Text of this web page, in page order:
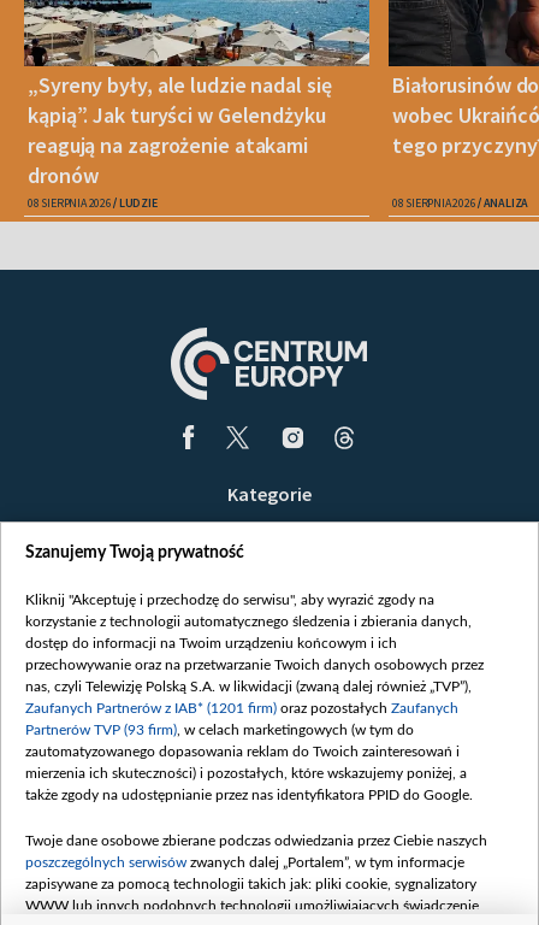
„Syreny były, ale ludzie nadal się
kąpią”. Jak turyści w Gelendżyku
reagują na zagrożenie atakami
dronów
08 SIERPNIA 2026 LUDZIE
Białorusinów
wobec
tego
08 SIERPNIA 2026 ANALIZA
Kategorie
Opinie
Białoruś / Polska
Czytelnia
Centrum Europy
O nas
Kontakt
Informacje o nadawcy
Serwisy partnerskie
belsat.eu
slava.tv
Szanujemy Twoją prywatność
Kliknij "Akceptuję i przechodzę do serwisu", aby wyrazić zgody na
korzystanie z technologii automatycznego śledzenia i zbierania danych,
dostęp do informacji na Twoim urządzeniu końcowym i ich
przechowywanie oraz na przetwarzanie Twoich danych osobowych przez
nas, czyli Telewizję Polską S.A. w likwidacji (zwaną dalej również „TVP”),
Zaufanych Partnerów z IAB* (1201 firm) oraz pozostałych Zaufanych
Partnerów TVP (93 firm) , w celach marketingowych (w tym do
zautomatyzowanego dopasowania reklam do Twoich zainteresowań i
mierzenia ich skuteczności) i pozostałych, które wskazujemy poniżej, a
także zgody na udostępnianie przez nas identyfikatora PPID do Google.
Twoje dane osobowe zbierane podczas odwiedzania przez Ciebie naszych
poszczególnych serwisów zwanych dalej „Portalem”, w tym informacje
zapisywane za pomocą technologii takich jak: pliki cookie, sygnalizatory
WWW lub innych podobnych technologii umożliwiających świadczenie